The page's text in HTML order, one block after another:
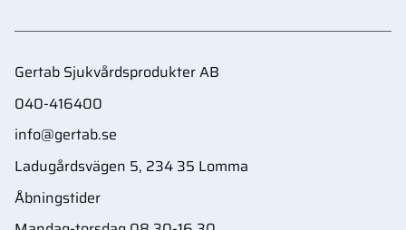
Gertab Sjukvårdsprodukter AB
040-416400
info@gertab.se
Ladugårdsvägen 5, 234 35 Lomma
Åbningstider